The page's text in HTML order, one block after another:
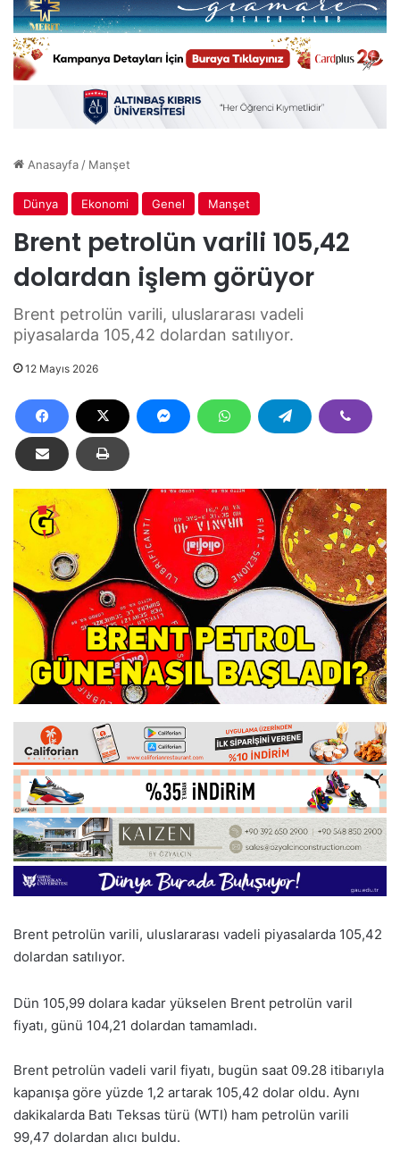
Anasayfa/ Manşet
Dünya Ekonomi Genel Manşet
Brent petrolün varili 105,42
dolardan işlem görüyor
Brent petrolün varili, uluslararası vadeli
piyasalarda 105,42 dolardan satılıyor.
12 Mayıs 2026
Brent petrolün varili, uluslararası vadeli piyasalarda 105,42
dolardan satılıyor.
Dün 105,99 dolara kadar yükselen Brent petrolün varil
fiyatı, günü 104,21 dolardan tamamladı.
Brent petrolün vadeli varil fiyatı, bugün saat 09.28 itibarıyla
kapanışa göre yüzde 1,2 artarak 105,42 dolar oldu. Aynı
dakikalarda Batı Teksas türü (WTI) ham petrolün varili
99,47 dolardan alıcı buldu.